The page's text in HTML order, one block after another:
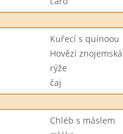
Kuřecí s quinoou
Hovězí znojemská
rýže
čaj
Chléb s máslem